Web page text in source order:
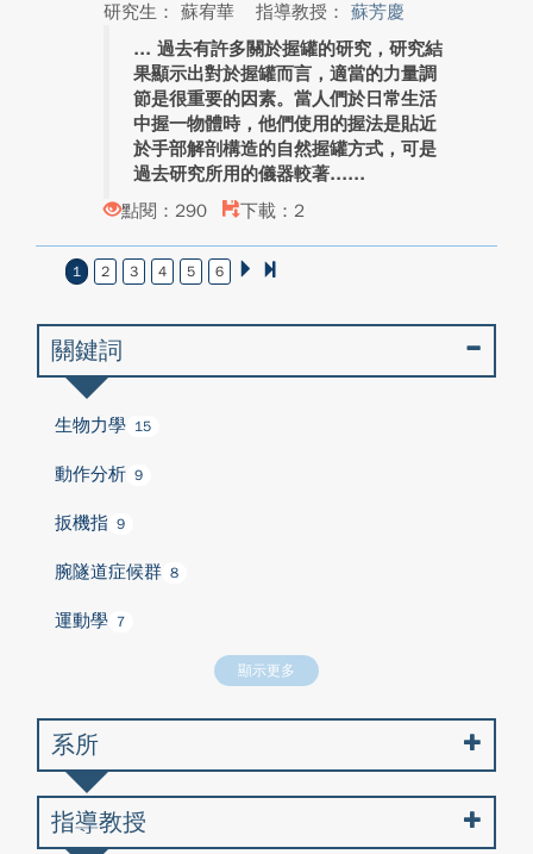
研究生： 蘇宥華
指導教授： 蘇芳慶
過去有許多關於握罐的研究，研究結
果顯示出對於握罐而言，適當的力量調
節是很重要的因素。當人們於日常生活
中握一物體時，他們使用的握法是貼近
於手部解剖構造的自然握罐方式，可是
過去研究所用的儀器較著...
點閱：290
下載：2
1 2 3 4 5 6
關鍵詞
生物力學 15
動作分析 9
扳機指 9
腕隧道症候群 8
運動學 7
顯示更多
系所
指導教授